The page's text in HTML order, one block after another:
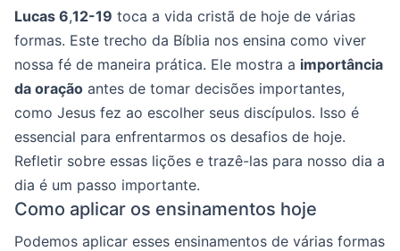
Lucas 6,12-19 toca a vida cristã de hoje de várias
formas. Este trecho da Bíblia nos ensina como viver
nossa fé de maneira prática. Ele mostra a importância
da oração antes de tomar decisões importantes,
como Jesus fez ao escolher seus discípulos. Isso é
essencial para enfrentarmos os desafios de hoje.
Refletir sobre essas lições e trazê-las para nosso dia a
dia é um passo importante.
Como aplicar os ensinamentos hoje
Podemos aplicar esses ensinamentos de várias formas